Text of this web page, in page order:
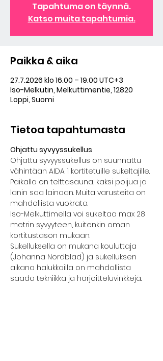
Tapahtuma on täynnä.
Katso muita tapahtumia.
Paikka & aika
27.7.2026 klo 16.00 – 19.00 UTC+3
Iso-Melkutin, Melkuttimentie, 12820
Loppi, Suomi
Tietoa tapahtumasta
Ohjattu syvyyssukellus
Ohjattu syvyyssukellus on suunnattu
vähintään AIDA 1 kortitetuille sukeltajille.
Paikalla on telttasauna, kaksi poijua ja
lanin saa lainaan. Muita varusteita on
mahdollista vuokrata.
Iso-Melkuttimella voi sukeltaa max 28
metrin syvyyteen, kuitenkin oman
kortitustason mukaan.
Sukelluksella on mukana kouluttaja
(Johanna Nordblad) ja sukelluksen
aikana halukkailla on mahdollista
saada tekniikka ja harjoitteluvinkkejä.